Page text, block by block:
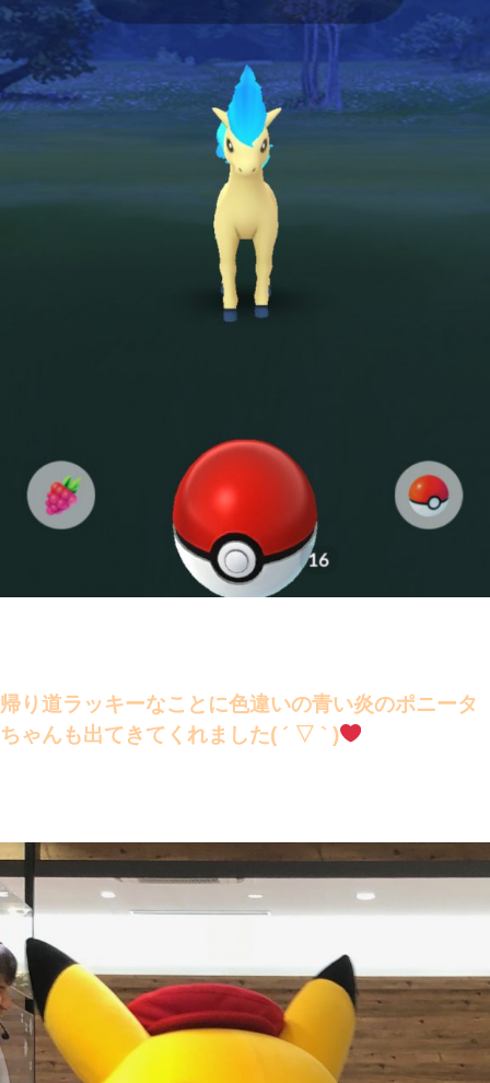
帰り道ラッキーなことに色違いの青い炎のポニータ
ちゃんも出てきてくれました( ´ ▽ ` )